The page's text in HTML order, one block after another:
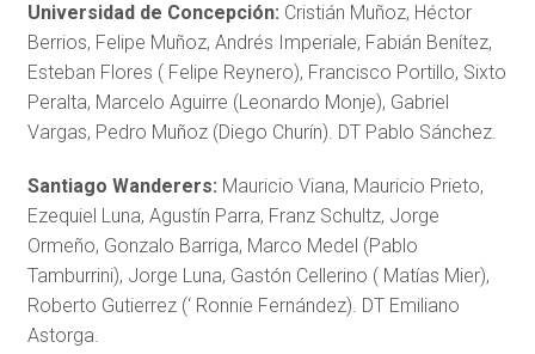
Universidad de Concepción: Cristián Muñoz, Héctor
Berrios, Felipe Muñoz, Andrés Imperiale, Fabián Benítez,
Esteban Flores ( Felipe Reynero), Francisco Portillo, Sixto
Peralta, Marcelo Aguirre (Leonardo Monje), Gabriel
Vargas, Pedro Muñoz (Diego Churín). DT Pablo Sánchez.
Santiago Wanderers: Mauricio Viana, Mauricio Prieto,
Ezequiel Luna, Agustín Parra, Franz Schultz, Jorge
Ormeño, Gonzalo Barriga, Marco Medel (Pablo
Tamburrini), Jorge Luna, Gastón Cellerino ( Matías Mier),
Roberto Gutierrez (‘ Ronnie Fernández). DT Emiliano
Astorga.